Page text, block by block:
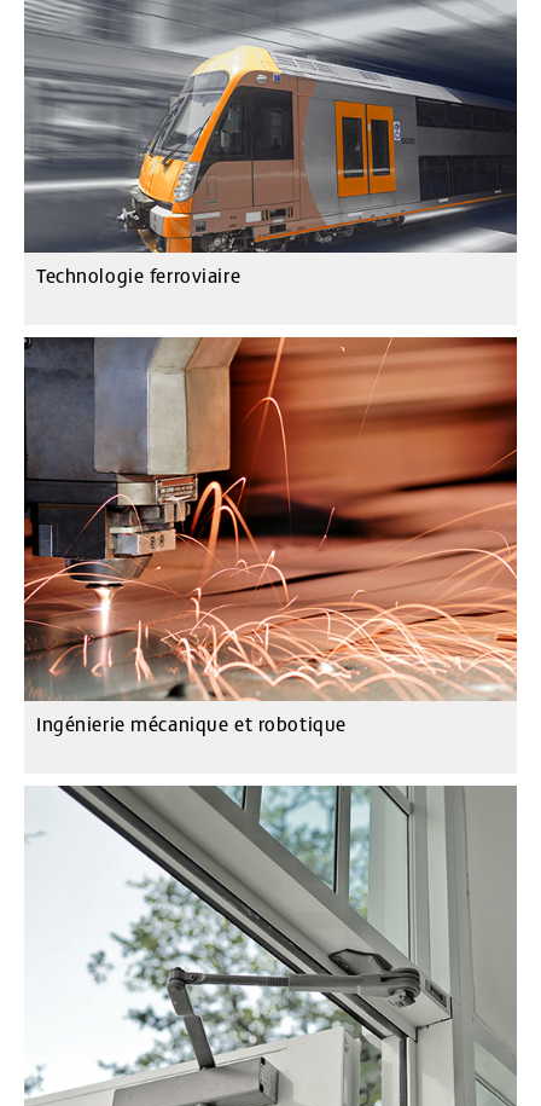
Technologie ferroviaire
Ingénierie mécanique et robotique